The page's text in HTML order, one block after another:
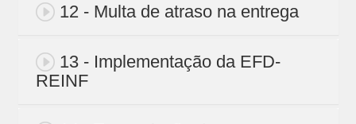
12 - Multa de atraso na entrega
13 - Implementação da EFD-
REINF